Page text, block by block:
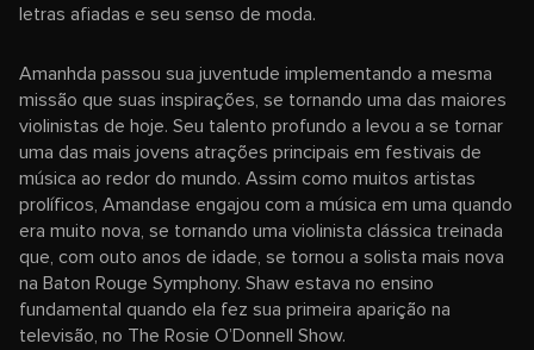
letras afiadas e seu senso de moda.
Amanhda passou sua juventude implementando a mesma
missão que suas inspirações, se tornando uma das maiores
violinistas de hoje. Seu talento profundo a levou a se tornar
uma das mais jovens atrações principais em festivais de
música ao redor do mundo. Assim como muitos artistas
prolíficos, Amandase engajou com a música em uma quando
era muito nova, se tornando uma violinista clássica treinada
que, com outo anos de idade, se tornou a solista mais nova
na Baton Rouge Symphony. Shaw estava no ensino
fundamental quando ela fez sua primeira aparição na
televisão, no The Rosie O’Donnell Show.